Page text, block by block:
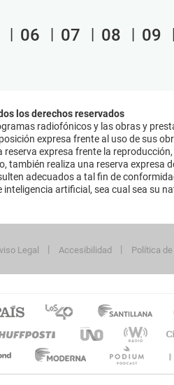
06 07 08 09
los derechos reservados
radiofónicos y las obras y
expresa frente al uso de sus
reserva expresa frente la
también realiza una reserva
adecuados a tal fin de
artificial, sea cual sea su
Legal Accesibilidad Política